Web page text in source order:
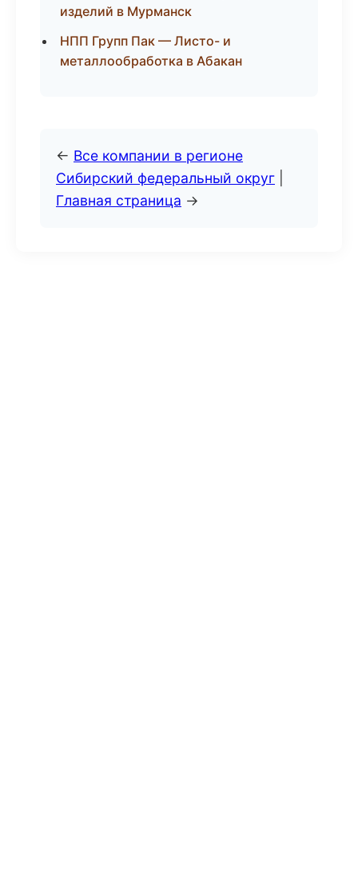
изделий в Мурманск
НПП Групп Пак — Листо- и
металлообработка в Абакан
← Все компании в регионе
Сибирский федеральный округ
Главная страница →